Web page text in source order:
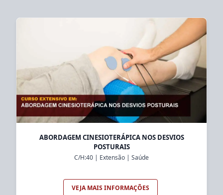
ABORDAGEM CINESIOTERÁPICA NOS DESVIOS
POSTURAIS
C/H:40 | Extensão | Saúde
VEJA MAIS INFORMAÇÕES